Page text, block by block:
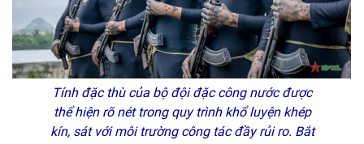
Tính đặc thù của bộ đội đặc công nước được
thể hiện rõ nét trong quy trình khổ luyện khép
kín, sát với môi trường công tác đầy rủi ro. Bắt